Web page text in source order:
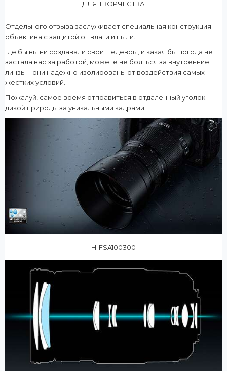
ДЛЯ ТВОРЧЕСТВА
Отдельного отзыва заслуживает специальная конструкция
объектива с защитой от влаги и пыли.
Где бы вы ни создавали свои шедевры, и какая бы погода не
застала вас за работой, можете не бояться за внутренние
линзы – они надежно изолированы от воздействия самых
жестких условий.
Пожалуй, самое время отправиться в отдаленный уголок
дикой природы за уникальными кадрами
H-FSA100300